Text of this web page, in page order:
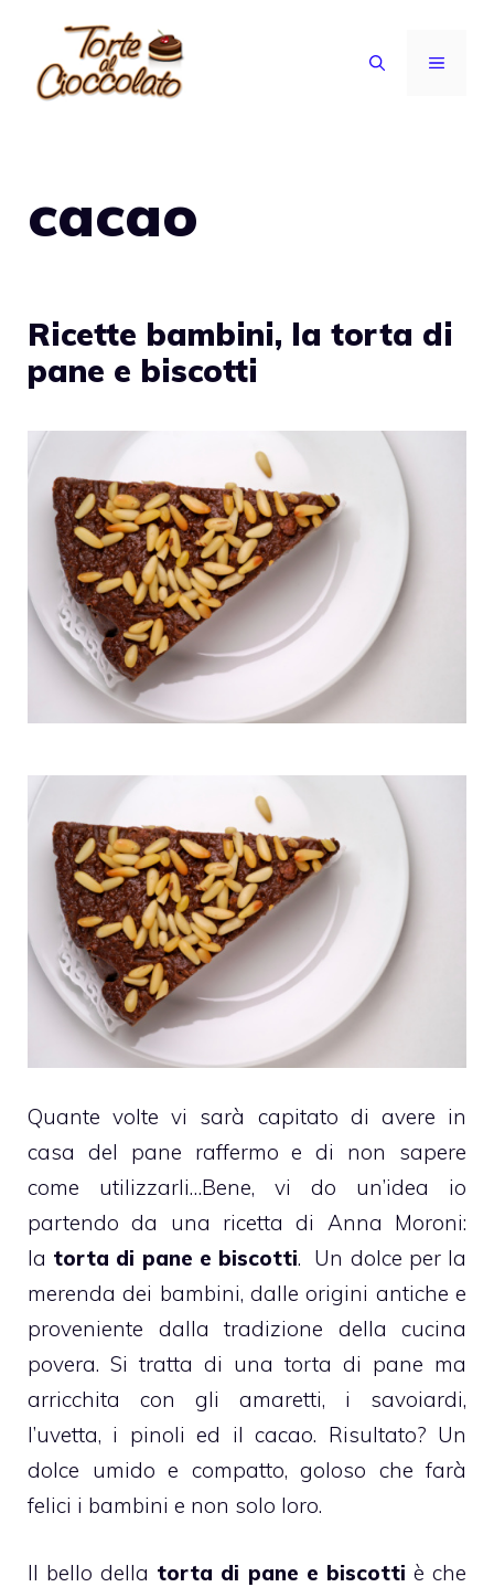
contenuto
MENU
cacao
Ricette bambini, la torta di
pane e biscotti
Quante volte vi sarà capitato di avere in
casa del pane raffermo e di non sapere
come utilizzarli…Bene, vi do un’idea io
partendo da una ricetta di Anna Moroni:
la torta di pane e biscotti. Un dolce per la
merenda dei bambini, dalle origini antiche e
proveniente dalla tradizione della cucina
povera. Si tratta di una torta di pane ma
arricchita con gli amaretti, i savoiardi,
l’uvetta, i pinoli ed il cacao. Risultato? Un
dolce umido e compatto, goloso che farà
felici i bambini e non solo loro.
Il bello della torta di pane e biscotti è che